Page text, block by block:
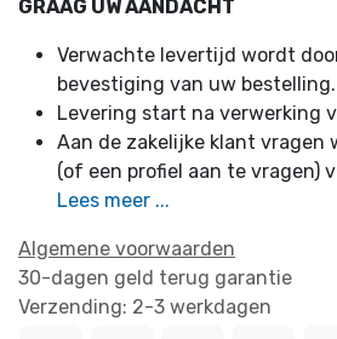
GRAAG UW AANDACHT
Verwachte levertijd wordt
bevestiging van uw bestelling.
Levering start na verwerking
Aan de zakelijke klant vragen
(of een profiel aan te vragen)
Lees meer ...
Algemene voorwaarden
30-dagen geld terug garantie
Verzending: 2-3 werkdagen